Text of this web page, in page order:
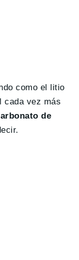
como el litio
cada vez más
de